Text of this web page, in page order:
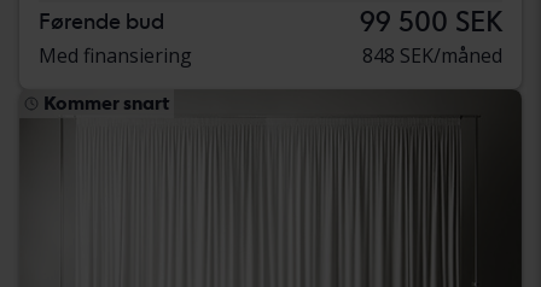
Førende bud 99 500 SEK
Med finansiering 848 SEK/måned
Kommer snart